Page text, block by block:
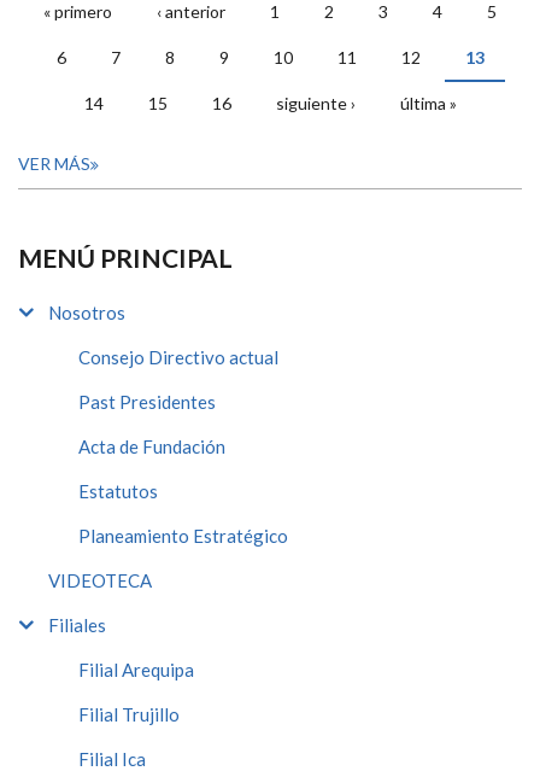
PÁGINAS
« primero ‹ anterior 1 2 3 4 5
6 7 8 9 10 11 12 13
14 15 16 siguiente › última »
VER MÁS
MENÚ PRINCIPAL
Nosotros
Consejo Directivo actual
Past Presidentes
Acta de Fundación
Estatutos
Planeamiento Estratégico
VIDEOTECA
Filiales
Filial Arequipa
Filial Trujillo
Filial Ica